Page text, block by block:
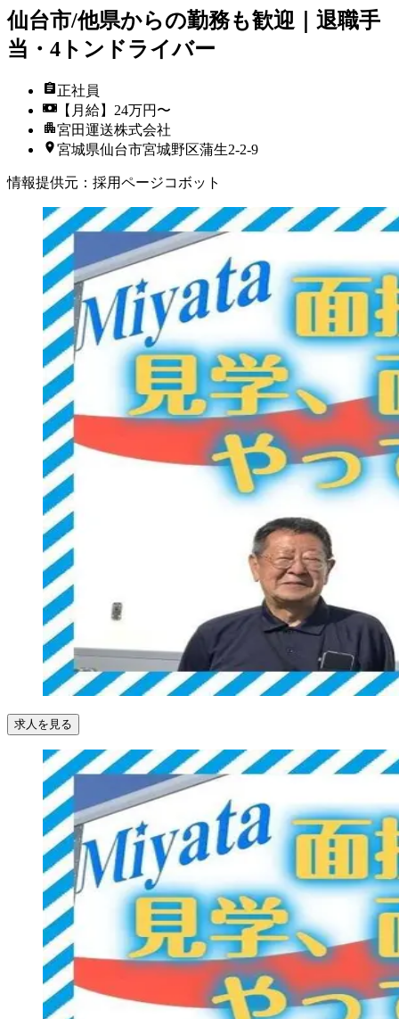
仙台市/他県からの勤務も歓迎｜退職手
当・4トンドライバー
正社員
【月給】24万円〜
宮田運送株式会社
宮城県仙台市宮城野区蒲生2-2-9
情報提供元 ： 採用ページコボット
求人を見る